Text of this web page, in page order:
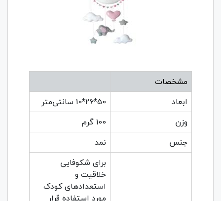
مشخصات
ابعاد
50*26*10 سانتی‌متر
وزن
100 گرم
جنس
نمد
برای شکوفایی
خلاقیت و
استعداد‌های کودک
مورد استفاده قرار